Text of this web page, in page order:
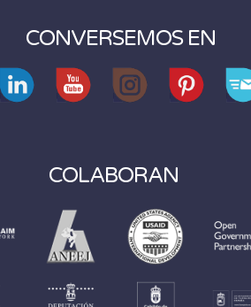
CONVERSEMOS EN
COLABORAN